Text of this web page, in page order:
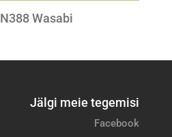
N388 Wasabi
Jälgi meie tegemisi
Facebook